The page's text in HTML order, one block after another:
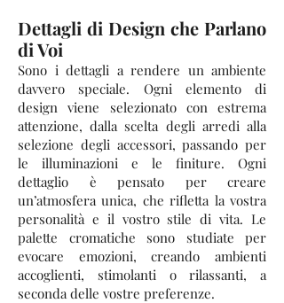
Dettagli di Design che Parlano
di Voi
Sono i dettagli a rendere un ambiente
davvero speciale. Ogni elemento di
design viene selezionato con estrema
attenzione, dalla scelta degli arredi alla
selezione degli accessori, passando per
le illuminazioni e le finiture. Ogni
dettaglio è pensato per creare
un’atmosfera unica, che rifletta la vostra
personalità e il vostro stile di vita. Le
palette cromatiche sono studiate per
evocare emozioni, creando ambienti
accoglienti, stimolanti o rilassanti, a
seconda delle vostre preferenze.